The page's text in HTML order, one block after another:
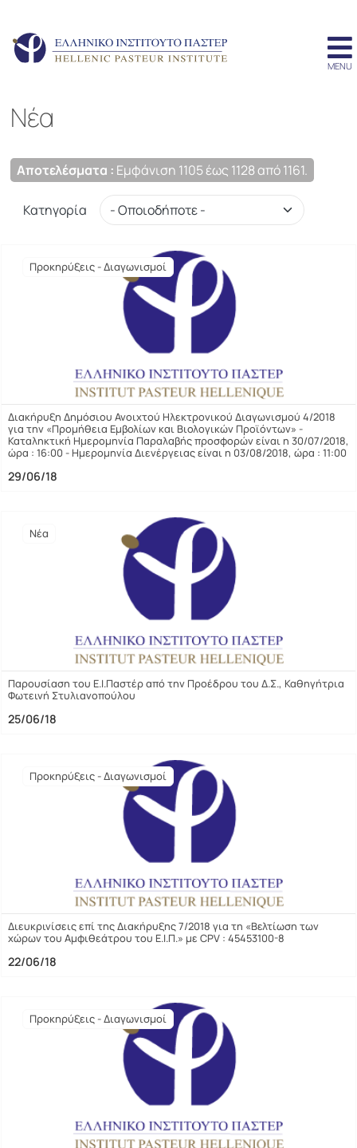
Νέα
Αποτελέσματα : Εμφάνιση 1105 έως 1128 από 1161.
Κατηγορία
Προκηρύξεις - Διαγωνισμοί
Διακήρυξη Δημόσιου Ανοιχτού Ηλεκτρονικού Διαγωνισμού 4/2018
για την «Προμήθεια Εμβολίων και Βιολογικών Προϊόντων» -
Καταληκτική Ημερομηνία Παραλαβής προσφορών είναι η 30/07/2018,
ώρα : 16:00 - Ημερομηνία Διενέργειας είναι η 03/08/2018, ώρα : 11:00
29/06/18
Νέα
Παρουσίαση του Ε.Ι.Παστέρ από την Προέδρου του Δ.Σ., Καθηγήτρια
Φωτεινή Στυλιανοπούλου
25/06/18
Προκηρύξεις - Διαγωνισμοί
Διευκρινίσεις επί της Διακήρυξης 7/2018 για τη «Βελτίωση των
χώρων του Αμφιθεάτρου του Ε.Ι.Π.» με CPV : 45453100-8
22/06/18
Προκηρύξεις - Διαγωνισμοί